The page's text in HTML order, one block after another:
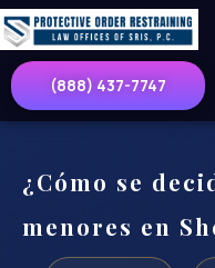
(888) 437-7747
¿Cómo se
menores en